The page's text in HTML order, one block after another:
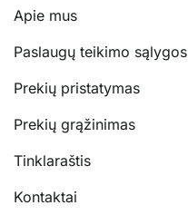
Apie mus
Paslaugų teikimo sąlygos
Prekių pristatymas
Prekių grąžinimas
Tinklaraštis
Kontaktai